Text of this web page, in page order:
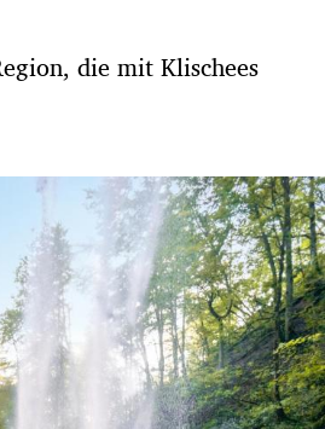
die mit Klischees